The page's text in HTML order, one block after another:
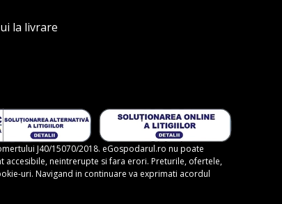
la livrare
J40/15070/2018. eGospodarul.ro nu poate
accesibile, neintrerupte si fara erori. Preturile, ofertele,
uri. Navigand in continuare va exprimati acordul